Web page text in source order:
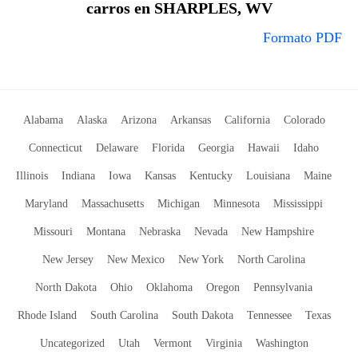
carros en SHARPLES, WV
Formato PDF
Alabama Alaska Arizona Arkansas California Colorado
Connecticut Delaware Florida Georgia Hawaii Idaho
Illinois Indiana Iowa Kansas Kentucky Louisiana Maine
Maryland Massachusetts Michigan Minnesota Mississippi
Missouri Montana Nebraska Nevada New Hampshire
New Jersey New Mexico New York North Carolina
North Dakota Ohio Oklahoma Oregon Pennsylvania
Rhode Island South Carolina South Dakota Tennessee Texas
Uncategorized Utah Vermont Virginia Washington